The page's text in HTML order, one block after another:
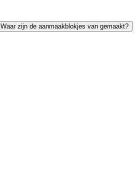
Waar zijn de aanmaakblokjes van gemaakt?